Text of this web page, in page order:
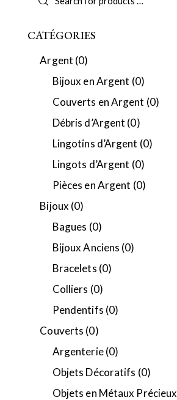
CATÉGORIES
Argent (0)
Bijoux en Argent (0)
Couverts en Argent (0)
Débris d’Argent (0)
Lingotins d’Argent (0)
Lingots d’Argent (0)
Pièces en Argent (0)
Bijoux (0)
Bagues (0)
Bijoux Anciens (0)
Bracelets (0)
Colliers (0)
Pendentifs (0)
Couverts (0)
Argenterie (0)
Objets Décoratifs (0)
Objets en Métaux Précieux